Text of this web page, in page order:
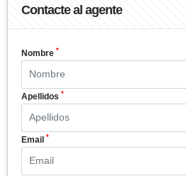
Contacte al agente
Nombre *
Apellidos *
Email *